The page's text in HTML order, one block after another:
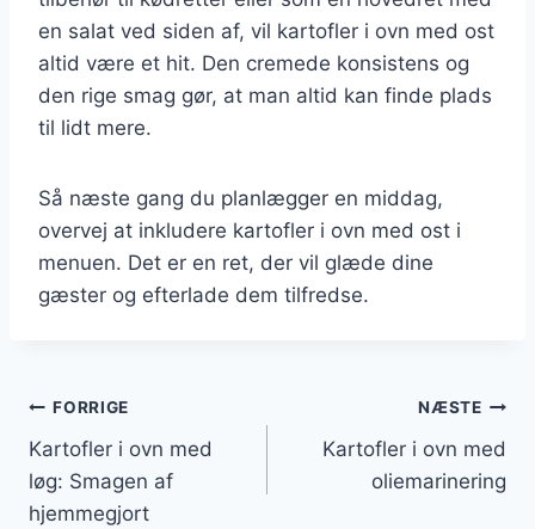
en salat ved siden af, vil kartofler i ovn med ost
altid være et hit. Den cremede konsistens og
den rige smag gør, at man altid kan finde plads
til lidt mere.
Så næste gang du planlægger en middag,
overvej at inkludere kartofler i ovn med ost i
menuen. Det er en ret, der vil glæde dine
gæster og efterlade dem tilfredse.
Indlægsnavigation
FORRIGE
Kartofler i ovn med
løg: Smagen af
hjemmegjort
NÆSTE
Kartofler i ovn med
oliemarinering